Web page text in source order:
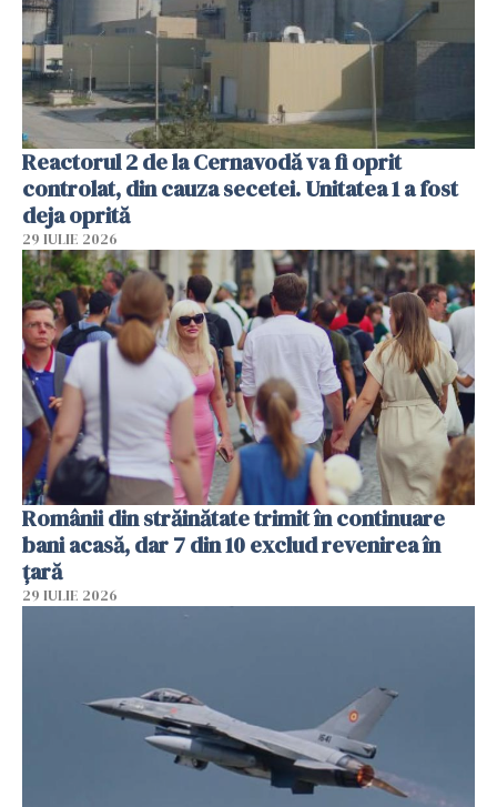
Reactorul 2 de la Cernavodă va fi oprit
controlat, din cauza secetei. Unitatea 1 a fost
deja oprită
29 IULIE 2026
Românii din străinătate trimit în continuare
bani acasă, dar 7 din 10 exclud revenirea în
țară
29 IULIE 2026